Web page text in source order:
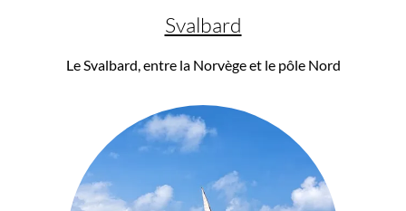
Svalbard
Le Svalbard, entre la Norvège et le pôle Nord